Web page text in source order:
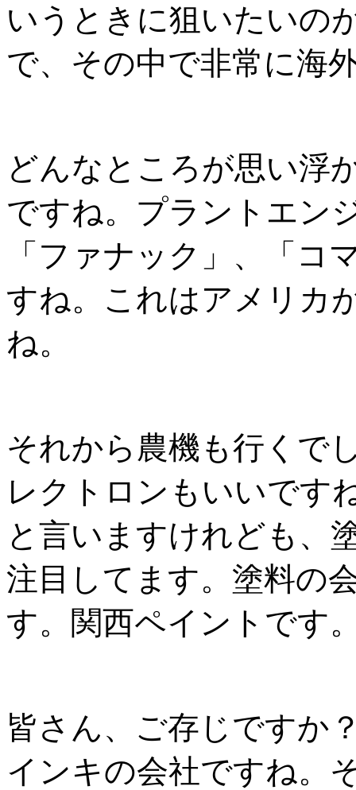
いうときに狙いたいの
で、その中で非常に海
どんなところが思い浮
ですね。プラントエン
「ファナック」、「コ
すね。これはアメリカ
ね。
それから農機も行くで
レクトロンもいいです
と言いますけれども、
注目してます。塗料の
す。関西ペイントです
皆さん、ご存じですか
インキの会社ですね。